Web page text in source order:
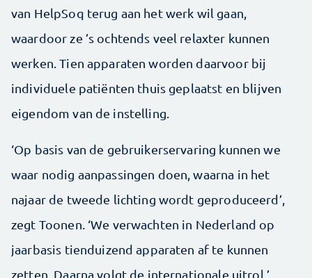
van HelpSoq terug aan het werk wil gaan,
waardoor ze ’s ochtends veel relaxter kunnen
werken. Tien apparaten worden daarvoor bij
individuele ­patiënten thuis geplaatst en blijven
eigendom van de instelling.
‘Op basis van de gebruikerservaring kunnen we
waar nodig aanpassingen doen, waarna in het
najaar de tweede lichting wordt geproduceerd’,
zegt Toonen. ‘We verwachten in Nederland op
jaarbasis tienduizend apparaten af te kunnen
zetten. Daarna volgt de internationale uitrol.’